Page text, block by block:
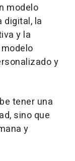
modelo
digital, la
y la
y
tener una
sino que
y